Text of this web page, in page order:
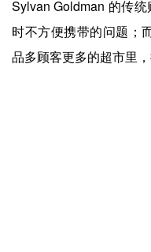
Sylvan Goldman 的传
时不方便携带的问题；
品多顾客更多的超市里